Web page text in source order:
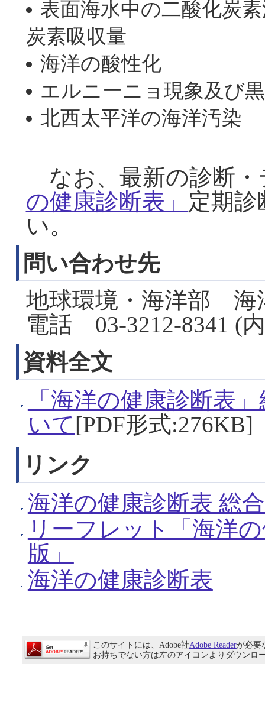
表面海水中の二酸化炭
炭素吸収量
海洋の酸性化
エルニーニョ現象及び
北西太平洋の海洋汚染
なお、最新の診断・
の健康診断表」 定期
い。
問い合わせ先
地球環境・海洋部
電話 03-3212-8341 (
資料全文
「海洋の健康診断表
いて[PDF形式:276KB]
リンク
海洋の健康診断表 総
リーフレット「海洋
版」
海洋の健康診断表
このサイトには、Adobe社Adobe Readerが必要
お持ちでない方は左のアイコンよりダウンロ